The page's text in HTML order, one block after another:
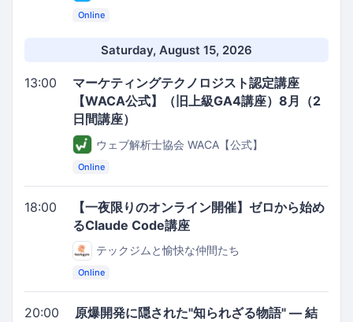
Online
Saturday, August 15, 2026
13:00
マーケティングテクノロジスト認定講座
【WACA公式】（旧上級GA4講座）8月（2
日間講座）
ウェブ解析士協会 WACA【公式】
Online
18:00
【一夜限りのオンライン開催】ゼロから始め
るClaude Code講座
テックジムと愉快な仲間たち
Online
20:00
原爆開発に隠された"知られざる物語" ― 結